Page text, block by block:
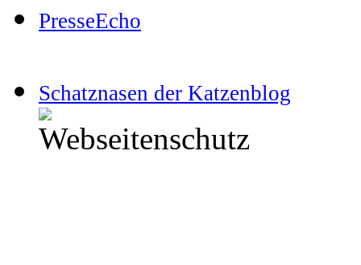
PresseEcho
Schatznasen der Katzenblog